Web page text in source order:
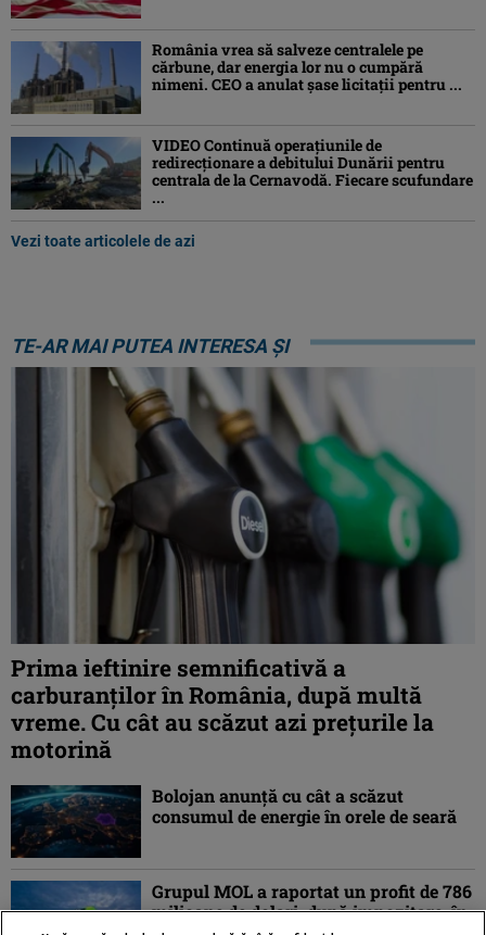
România vrea să salveze centralele pe
cărbune, dar energia lor nu o cumpără
nimeni. CEO a anulat șase licitații pentru ...
VIDEO Continuă operațiunile de
redirecționare a debitului Dunării pentru
centrala de la Cernavodă. Fiecare scufundare
...
Vezi toate articolele de azi
TE-AR MAI PUTEA INTERESA ȘI
Prima ieftinire semnificativă a
carburanților în România, după multă
vreme. Cu cât au scăzut azi prețurile la
motorină
Bolojan anunță cu cât a scăzut
consumul de energie în orele de seară
Grupul MOL a raportat un profit de 786
milioane de dolari, după impozitare, în